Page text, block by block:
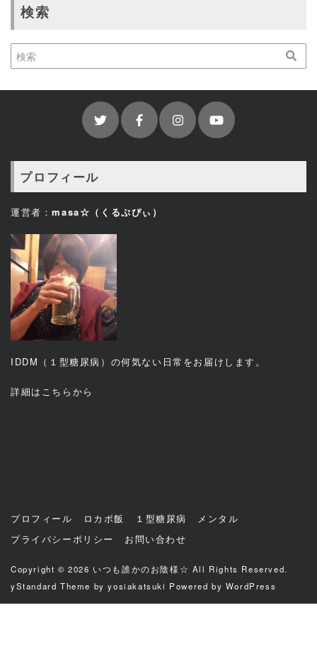
検索
プロフィール
運営者：masa☆（くるぷぴぃ）
IDDM（１型糖尿病）の何気ない日常をお届けします。
詳細は こちら から
プロフィール ロカボ飯 １型糖尿病
メンタル
プライバシーポリシー
お問い合わせ
Copyright © 2026 いつも誰かのお陰様☆ All Rights Reserved.
yStandard Theme byyosiakatsuki Powered by WordPress